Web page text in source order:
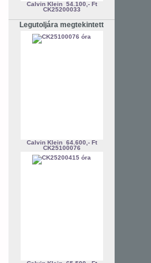
Calvin Klein 54.100,- Ft
CK25200033
Legutoljára megtekintett
Calvin Klein 64.600,- Ft
CK25100076